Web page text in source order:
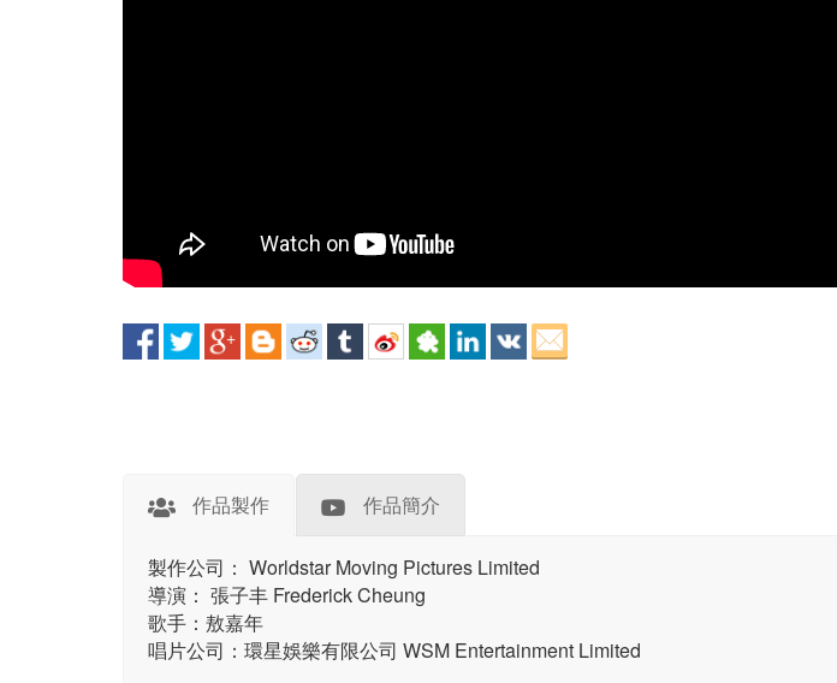
作品製作 作品簡介
製作公司： Worldstar Moving Pictures Limited
導演： 張子丰 Frederick Cheung
歌手：敖嘉年
唱片公司：環星娛樂有限公司 WSM Entertainment Limited